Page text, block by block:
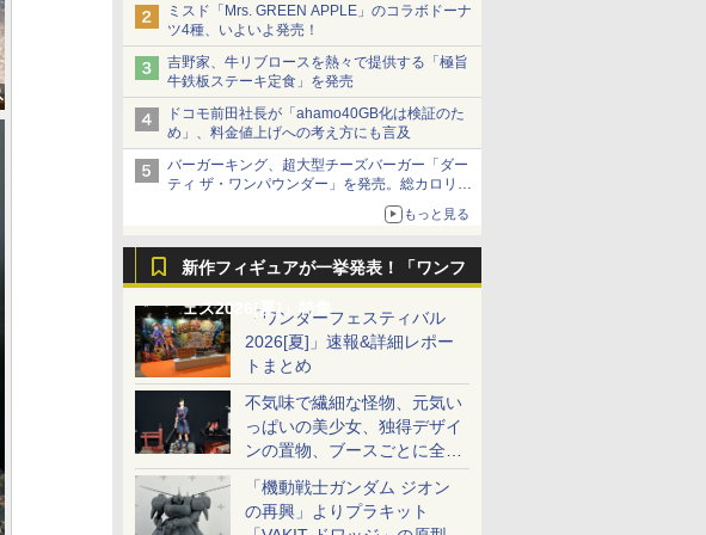
ミスド「Mrs. GREEN APPLE」のコラボドーナ
ツ4種、いよいよ発売！
吉野家、牛リブロースを熱々で提供する「極旨
牛鉄板ステーキ定食」を発売
ドコモ前田社長が「ahamo40GB化は検証のた
め」、料金値上げへの考え方にも言及
バーガーキング、超大型チーズバーガー「ダー
ティ ザ・ワンパウンダー」を発売。総カロリー
もっと見る
新作フィギュアが一挙発表！「ワンフ
ェス2026[夏]」特集「ワンダーフェスティバル
2026[夏]」速報&詳細レポー
トまとめ
不気味で繊細な怪物、元気い
っぱいの美少女、独得デザイ
ンの置物、ブースごとに全く
異なる世界が広がる一般ディ
ーラーフォトレポート
「機動戦士ガンダム ジオン
の再興」よりプラキット